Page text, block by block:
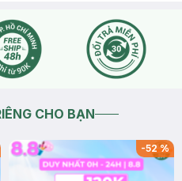
cửa hàng Hasaki gần nhất để
nhé.
CHO BẠN
-52%